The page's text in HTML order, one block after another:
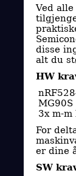
Ved
disse
alt du
HW
MG90S
3x m-
For
er dine
SW